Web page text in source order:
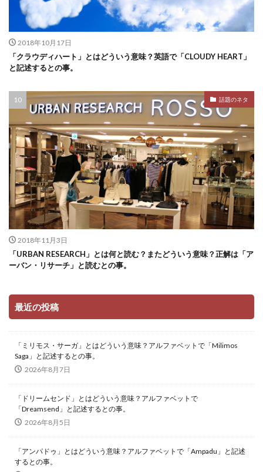
2018年10月17日
「クラウディハート」とはどういう意味？英語で「CLOUDY HEART」
と記述するとの事。
話題のネタ
2018年11月3日
「URBAN RESEARCH」とは何と読む？またどういう意味？正解は「ア
ーバン・リサーチ」と読むとの事。
最近の投稿
「ミリモス・サーガ」とはどういう意味？アルファベットで「Milimos
Saga」と記述するとの事。
2026年8月7日
「ドリームセンド」とはどういう意味？アルファベットで
「Dreamsend」と記述するとの事。
2026年8月5日
「アンパドゥ」とはどういう意味？アルファベットで「Ampadu」と記述
するとの事。